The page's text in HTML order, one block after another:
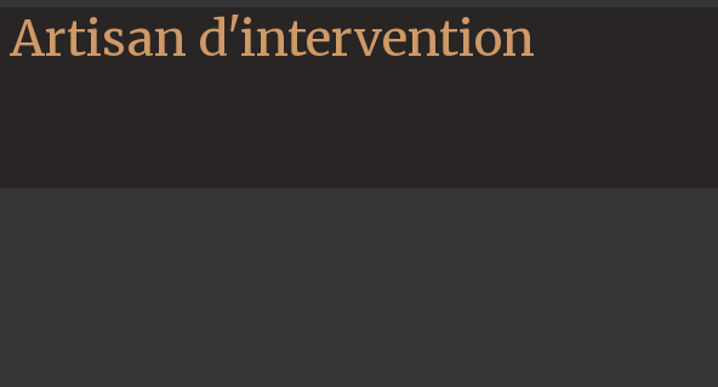
Artisan d'intervention